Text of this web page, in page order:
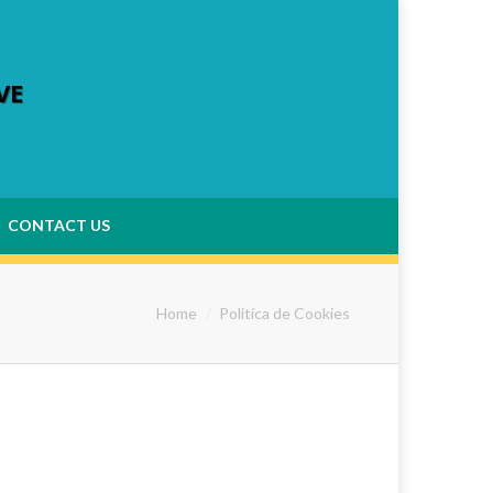
CONTACT US
Home Politíca de Cookies